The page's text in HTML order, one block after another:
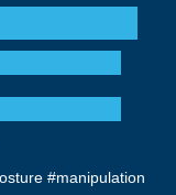
#manipulation